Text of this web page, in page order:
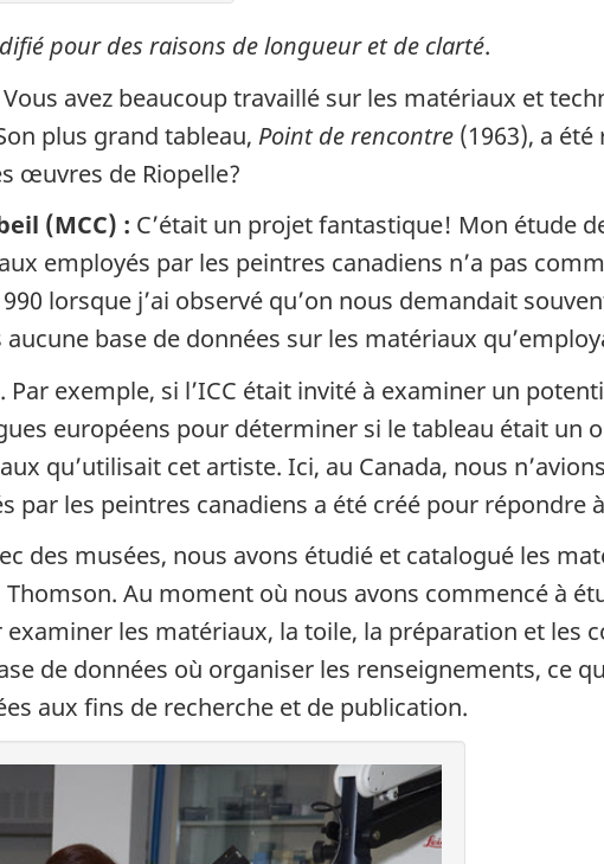
pour des raisons de longueur et de clarté.
Vous avez beaucoup travaillé sur les matériaux et
plus grand tableau, Point de rencontre (1963), a
œuvres de Riopelle?
(MCC) : C’était un projet fantastique! Mon étude
employés par les peintres canadiens n’a pas
lorsque j’ai observé qu’on nous demandait
aucune base de données sur les matériaux
Par exemple, si l’ICC était invité à examiner un
européens pour déterminer si le tableau était un
qu’utilisait cet artiste. Ici, au Canada, nous
par les peintres canadiens a été créé pour répondre
des musées, nous avons étudié et catalogué les
Au moment où nous avons commencé à
les matériaux, la toile, la préparation et les
de données où organiser les renseignements, ce
aux fins de recherche et de publication.